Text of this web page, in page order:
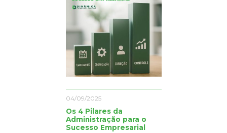
04/09/2025
Os 4 Pilares da
Administração para o
Sucesso Empresarial